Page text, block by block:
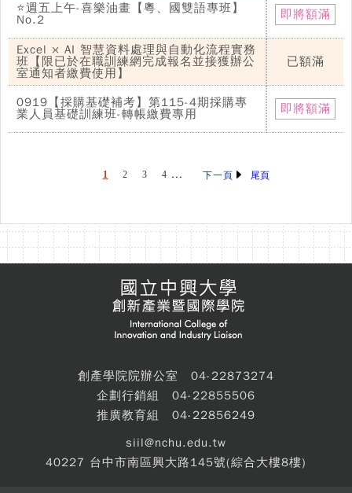
⭐週五上午-喜樂油畫【粵、國雙語專班】
No.2
即將額滿
Excel × AI 智慧資料處理與自動化流程實務
班【限已於在職訓練網完成報名並接獲辦公
室通知者繳費使用】
已額滿
0919【採購基礎補考】第115-4期採購專
業人員基礎訓練班-轉帳繳費專用
即將額滿
1 2 3 4 ... 下一頁 尾頁
創產學院院辦公室 04-22873274
企劃行銷組 04-22855506
推廣教育組 04-22856249
siil@nchu.edu.tw
40227 台中市南區興大路145號(綜合大樓8樓)